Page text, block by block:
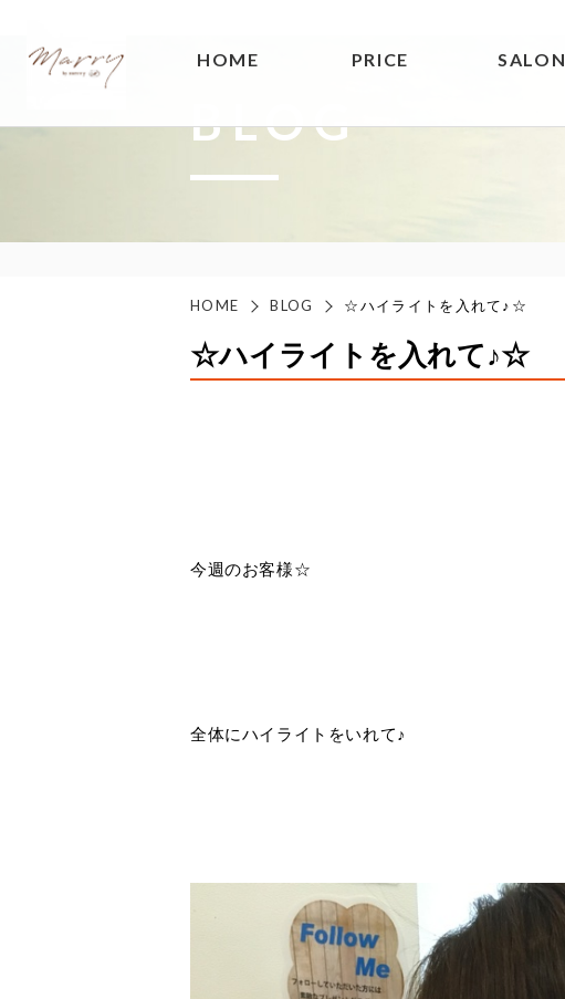
HOME PRICE SALON
BLOG
HOME BLOG ☆ハイライトを入れて♪☆
☆ハイライトを入れて♪☆
今週のお客様☆
全体にハイライトをいれて♪